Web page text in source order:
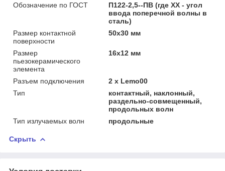
Обозначение по ГОСТ
П122-2,5--ПВ (где XX - угол
ввода поперечной волны в
сталь)
Размер контактной
поверхности
50х30 мм
Размер
пьезокерамического
элемента
16х12 мм
Разъем подключения
2 х Lemo00
Тип
контактный, наклонный,
раздельно-совмещенный,
продольных волн
Тип излучаемых волн
продольные
Скрыть